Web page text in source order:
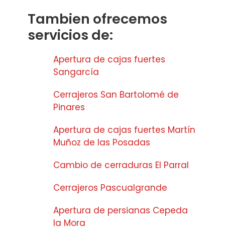
Tambien ofrecemos
servicios de:
Apertura de cajas fuertes
Sangarcía
Cerrajeros San Bartolomé de
Pinares
Apertura de cajas fuertes Martín
Muñoz de las Posadas
Cambio de cerraduras El Parral
Cerrajeros Pascualgrande
Apertura de persianas Cepeda
la Mora